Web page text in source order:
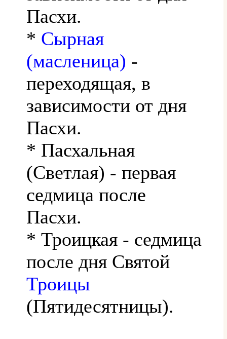
Пасхи.
* Сырная
(масленица) -
переходящая, в
зависимости от дня
Пасхи.
* Пасхальная
(Светлая) - первая
седмица после
Пасхи.
* Троицкая - седмица
после дня Святой
Троицы
(Пятидесятницы).